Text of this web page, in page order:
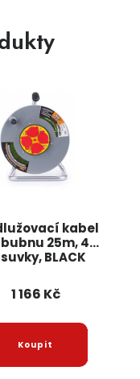
kabel
25m, 4
BLACK
1 166 Kč